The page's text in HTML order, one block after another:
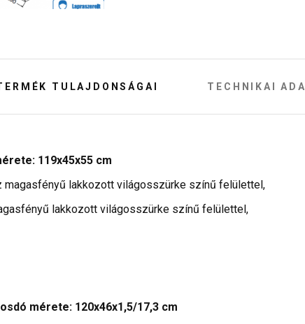
TULAJDONSÁGAI TECHNIKAI
119x45x55 cm
magasfényű lakkozott világosszürke színű felülettel,
lakkozott világosszürke színű felülettel,
mérete: 120x46x1,5/17,3 cm